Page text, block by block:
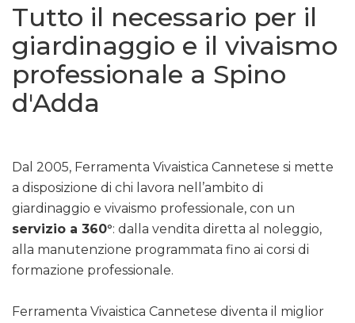
Tutto il necessario per il
giardinaggio e il vivaismo
professionale a Spino
d'Adda
Dal 2005, Ferramenta Vivaistica Cannetese si mette
a disposizione di chi lavora nell’ambito di
giardinaggio e vivaismo professionale, con un
servizio a 360°: dalla vendita diretta al noleggio,
alla manutenzione programmata fino ai corsi di
formazione professionale.
Ferramenta Vivaistica Cannetese diventa il miglior